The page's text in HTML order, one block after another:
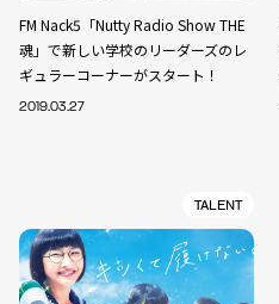
FM Nack5「Nutty Radio Show THE
魂」で新しい学校のリーダーズのレ
ギュラーコーナーがスタート！
2019.03.27
TALENT